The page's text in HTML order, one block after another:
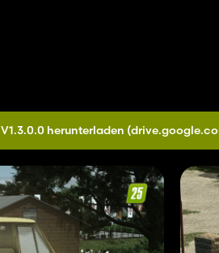
V1.3.0.0 herunterladen